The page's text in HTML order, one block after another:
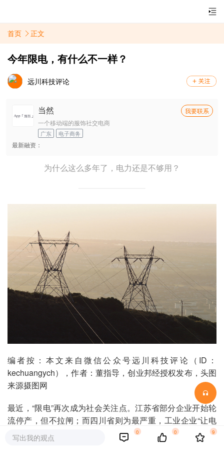
首页 正文
今年限电，有什么不一样？
远川科技评论
当然
我要联系
一个移动端的服饰社交电商
广东 电子商务
最新融资：
为什么这么多年了，电力还是不够用？
编者按：本文来自微信公众号远川科技评论（ID：
kechuangych），作者：董指导，创业邦经授权发布，头图
来源摄图网
最近，“限电”再次成为社会关注点。江苏省部分企业开始轮
流停产，但不拉闸；而四川省则为最严重，工业企业“让电
于民”，像富士康等企业也要停产一周。
写出我的观点
0 0 9